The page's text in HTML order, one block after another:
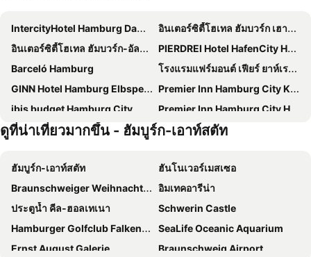
IntercityHotel Hamburg Dammtor
อินเตอร์ซิตี้โฮเทล ฮัมบวร์ก เฮาพท์บานโฮฟ
อินเตอร์ซิตี้โฮเทล ฮัมบวร์ก-อัลโทนา
PIERDREI Hotel HafenCity Hamburg
Barceló Hamburg
โรงแรมแฟร์มอนต์ เฟียร์ ยาห์เรสไวเทิน ฮัมบวร์ก
GINN Hotel Hamburg Elbspeicher
Premier Inn Hamburg City Klostertor
ibis budget Hamburg City
Premier Inn Hamburg City Hammerbrook
Prize by Radisson, Hamburg-St. Pauli
โนโวเทล ฮัมบวร์กซิตี้ อัลสเตอร์
โรงแรมอีสต์ ฮัมบวร์ก
โรงแรมพาร์ค อัมเบอร์ลิเนอร์ ทอร์
โรงแรมฮัมบวร์ก แมริออท
Courtyard by Marriott Hamburg City
Holiday Inn - The Niu, Keg Hamburg Ost By Ihg
โรงแรมเรอเนซองซ์ ฮัมบวร์ก
ดูที่น่าเที่ยวมากขึ้น - ฮัมบูร์ก-เอาท์สตัท
ฮัมบูร์ก-เอาท์สตัท
ฮันโนเวอร์เมสเซอ
Braunschweiger Weihnachtsmarkt
อิมเทคอารีน่า
ประตูน้ำ คีล-ฮอลเทเนา
Schwerin Castle
Hamburger Golfclub Falkenstein
SeaLife Oceanic Aquarium
Ernst August Galerie
Braunschweig Airport